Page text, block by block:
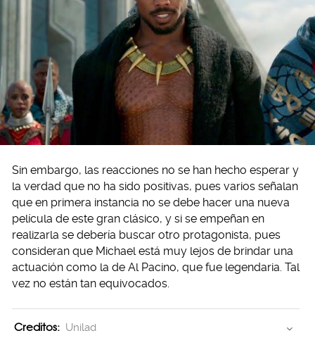
Sin embargo, las reacciones no se han hecho esperar y
la verdad que no ha sido positivas, pues varios señalan
que en primera instancia no se debe hacer una nueva
película de este gran clásico, y si se empeñan en
realizarla se debería buscar otro protagonista, pues
consideran que Michael está muy lejos de brindar una
actuación como la de Al Pacino, que fue legendaria. Tal
vez no están tan equivocados.
Creditos: Unilad